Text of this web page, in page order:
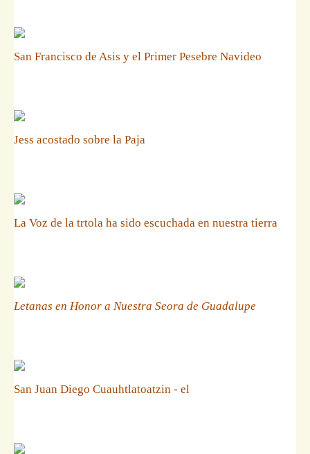
San Francisco de Asis y el Primer Pesebre Navideo
Jess acostado sobre la Paja
La Voz de la trtola ha sido escuchada en nuestra tierra
Letanas en Honor a Nuestra Seora de Guadalupe
San Juan Diego Cuauhtlatoatzin - el